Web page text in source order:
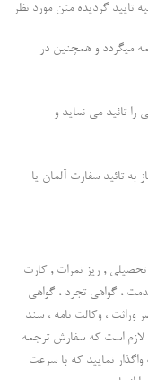
تایید گردیده متن مورد نظر
میگردد و همچنین در
تائید می نماید و
به تائید سفارت آلمان یا
تحصیلی , ریز نمرات , کارت
، گواهی تجرد ، گواهی
، وکالت نامه ، سند
لازم است که سفارش ترجمه
نمایید که با سرعت